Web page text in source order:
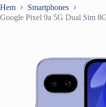
Hem
Smartphones
Google Pixel 9a 5G Dual Sim